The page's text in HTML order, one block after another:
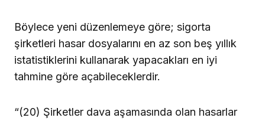
Böylece yeni düzenlemeye göre; sigorta
şirketleri hasar dosyalarını en az son beş yıllık
istatistiklerini kullanarak yapacakları en iyi
tahmine göre açabileceklerdir.
“(20) Şirketler dava aşamasında olan hasarlar